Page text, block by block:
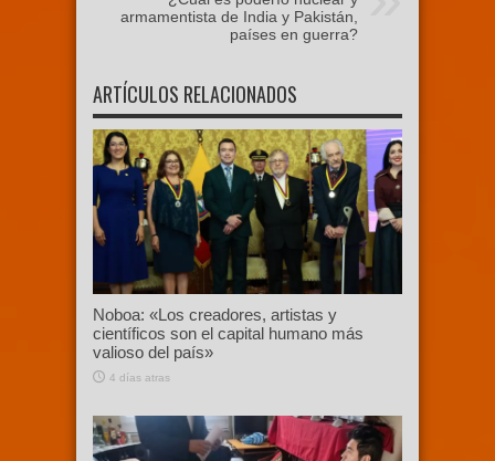
armamentista de India y Pakistán,
países en guerra?
ARTÍCULOS RELACIONADOS
Noboa: «Los creadores, artistas y
científicos son el capital humano más
valioso del país»
4 días atras